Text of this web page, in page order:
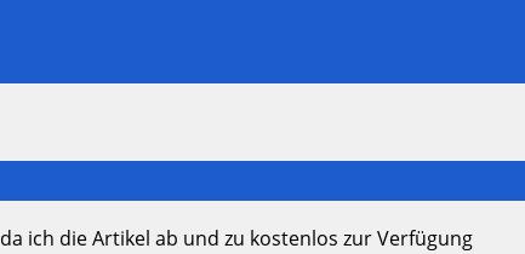
da ich die Artikel ab und zu kostenlos zur Verfügung